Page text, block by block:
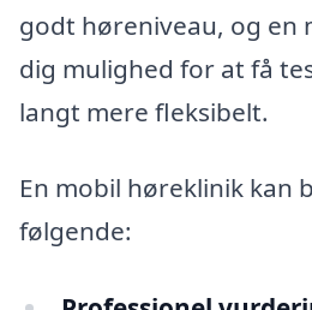
godt høreniveau, og en
dig mulighed for at få
langt mere fleksibelt.
En mobil høreklinik kan
følgende: